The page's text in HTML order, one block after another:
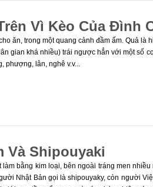
Vì Kèo Của Đình
ăn, trong một quang cảnh đầm ấm. Quả là
gian khá nhiều) trái ngược hẳn với một số
phượng, lân, nghê v.v...
Và Shipouyaki
bằng kim loại, bên ngoài tráng men
Nhật Bản gọi là shipouyaky, còn người